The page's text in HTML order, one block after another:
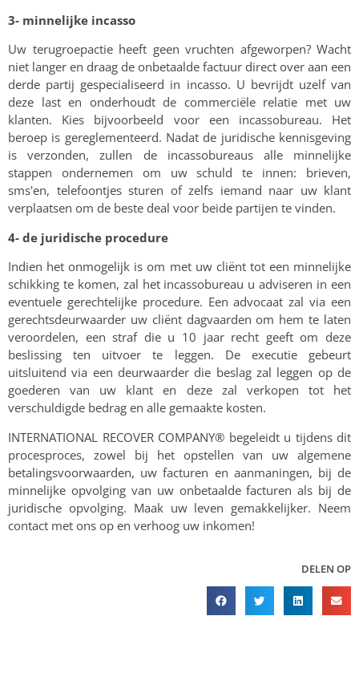
3- minnelijke incasso
Uw terugroepactie heeft geen vruchten afgeworpen? Wacht
niet langer en draag de onbetaalde factuur direct over aan een
derde partij gespecialiseerd in incasso. U bevrijdt uzelf van
deze last en onderhoudt de commerciële relatie met uw
klanten. Kies bijvoorbeeld voor een incassobureau. Het
beroep is gereglementeerd. Nadat de juridische kennisgeving
is verzonden, zullen de incassobureaus alle minnelijke
stappen ondernemen om uw schuld te innen: brieven,
sms'en, telefoontjes sturen of zelfs iemand naar uw klant
verplaatsen om de beste deal voor beide partijen te vinden.
4- de juridische procedure
Indien het onmogelijk is om met uw cliënt tot een minnelijke
schikking te komen, zal het incassobureau u adviseren in een
eventuele gerechtelijke procedure. Een advocaat zal via een
gerechtsdeurwaarder uw cliënt dagvaarden om hem te laten
veroordelen, een straf die u 10 jaar recht geeft om deze
beslissing ten uitvoer te leggen. De executie gebeurt
uitsluitend via een deurwaarder die beslag zal leggen op de
goederen van uw klant en deze zal verkopen tot het
verschuldigde bedrag en alle gemaakte kosten.
INTERNATIONAL RECOVER COMPANY® begeleidt u tijdens dit
procesproces, zowel bij het opstellen van uw algemene
betalingsvoorwaarden, uw facturen en aanmaningen, bij de
minnelijke opvolging van uw onbetaalde facturen als bij de
juridische opvolging. Maak uw leven gemakkelijker. Neem
contact met ons op en verhoog uw inkomen!
DELEN OP